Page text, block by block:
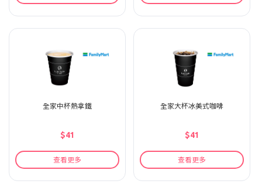
全家中杯熱拿鐵
$41
查看更多
全家大杯冰美式咖啡
$41
查看更多